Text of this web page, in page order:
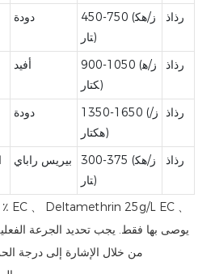
دودة
450-750 (ز/هك
تار)
رذاذ
أفيد
900-1050 (ز/ه
كتار)
رذاذ
دودة
1350-1650 (ز/
هكتار)
رذاذ
بيريس راباي
300-375 (ز/هك
تار)
رذاذ
من خلال الإشارة إلى درجة